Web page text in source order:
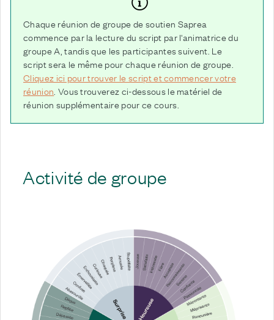
Chaque réunion de groupe de soutien Saprea
commence par la lecture du script par l'animatrice du
groupe A, tandis que les participantes suivent. Le
script sera le même pour chaque réunion de groupe.
Cliquez ici pour trouver le script et commencer votre
réunion . Vous trouverez ci-dessous le matériel de
réunion supplémentaire pour ce cours.
Activité de groupe